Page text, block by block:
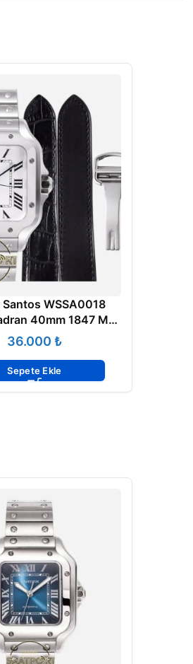
WSSA0018
40mm 1847 MC
Clone ETA
₺
Sepete Ekle